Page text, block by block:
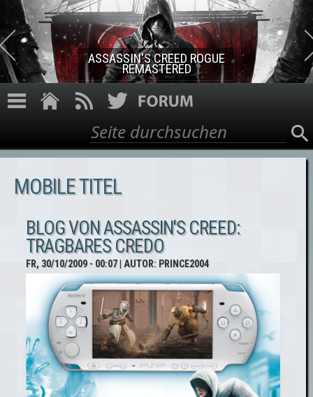
Direkt zum Inhalt
ASSASSIN'S CREED ROGUE
REMASTERED
Suchformular
Suche
MOBILE TITEL
BLOG VON ASSASSIN'S CREED:
TRAGBARES CREDO
FR, 30/10/2009 - 00:07| AUTOR: PRINCE2004